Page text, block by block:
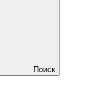
Поиск